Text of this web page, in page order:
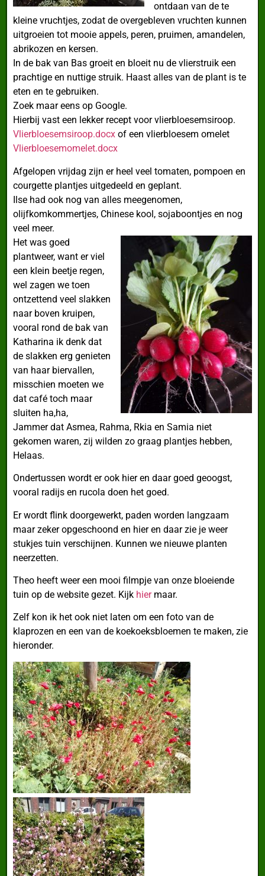
ontdaan van de te
kleine vruchtjes, zodat de overgebleven vruchten kunnen
uitgroeien tot mooie appels, peren, pruimen, amandelen,
abrikozen en kersen.
In de bak van Bas groeit en bloeit nu de vlierstruik een
prachtige en nuttige struik. Haast alles van de plant is te
eten en te gebruiken.
Zoek maar eens op Google.
Hierbij vast een lekker recept voor vlierbloesemsiroop.
Vlierbloesemsiroop.docx of een vlierbloesem omelet
Vlierbloesemomelet.docx
Afgelopen vrijdag zijn er heel veel tomaten, pompoen en
courgette plantjes uitgedeeld en geplant.
Ilse had ook nog van alles meegenomen,
olijfkomkommertjes, Chinese kool, sojaboontjes en nog
veel meer.
Het was goed
plantweer, want er viel
een klein beetje regen,
wel zagen we toen
ontzettend veel slakken
naar boven kruipen,
vooral rond de bak van
Katharina ik denk dat
de slakken erg genieten
van haar biervallen,
misschien moeten we
dat café toch maar
sluiten ha,ha,
Jammer dat Asmea, Rahma, Rkia en Samia niet
gekomen waren, zij wilden zo graag plantjes hebben,
Helaas.
Ondertussen wordt er ook hier en daar goed geoogst,
vooral radijs en rucola doen het goed.
Er wordt flink doorgewerkt, paden worden langzaam
maar zeker opgeschoond en hier en daar zie je weer
stukjes tuin verschijnen. Kunnen we nieuwe planten
neerzetten.
Theo heeft weer een mooi filmpje van onze bloeiende
tuin op de website gezet. Kijk hiermaar.
Zelf kon ik het ook niet laten om een foto van de
klaprozen en een van de koekoeksbloemen te maken, zie
hieronder.